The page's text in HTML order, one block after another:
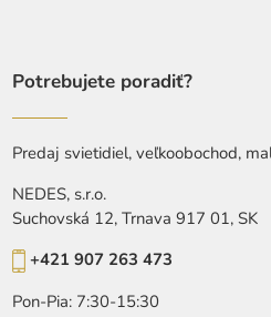
Potrebujete poradiť?
Predaj svietidiel, veľkoobochod,
NEDES, s.r.o.
Suchovská 12, Trnava 917 01, SK
+421 907 263 473
Pon-Pia: 7:30-15:30